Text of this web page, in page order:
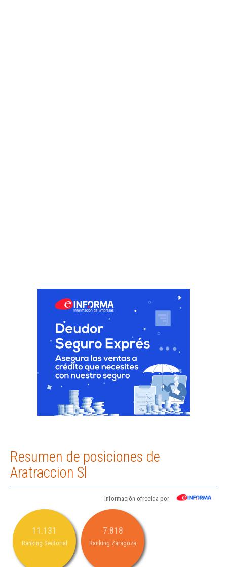
Resumen de posiciones de
Aratraccion Sl
Información ofrecida por
11.131
Ranking Sectorial
7.818
Ranking Zaragoza